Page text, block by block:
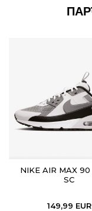
NIKE AIR MAX
SC
149,99 EUR